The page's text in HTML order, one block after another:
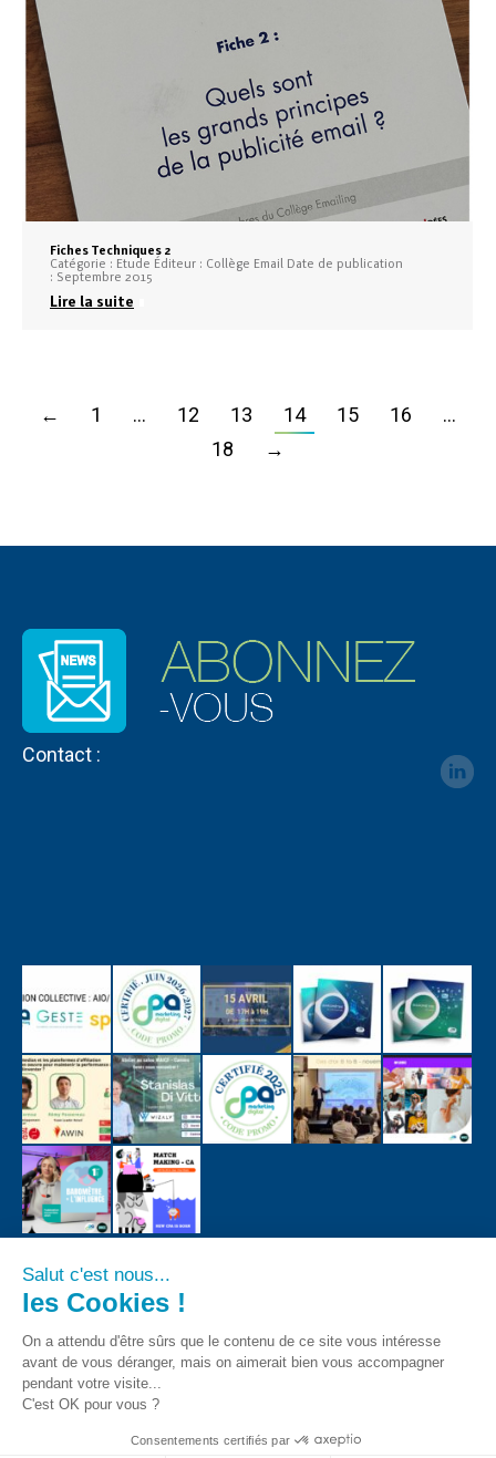
Fiches Techniques 2
Catégorie : Etude Éditeur : Collège Email Date de publication
: Septembre 2015
Lire la suite
← 1 … 12 13 14 15 16
…
18
→
Contact :
CPA - Tous droits registrés 2018
Salut c'est nous...
les Cookies !
On a attendu d'être sûrs que le contenu de ce site vous intéresse
avant de vous déranger, mais on aimerait bien vous accompagner
pendant votre visite...
C'est OK pour vous ?
Consentements certifiés par